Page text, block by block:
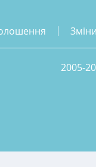
2005-